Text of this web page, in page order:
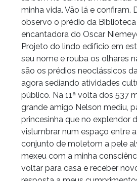
minha vida. Vão lá e confiram.
observo o prédio da
encantadora do Oscar
Projeto do lindo edifício em
seu nome e rouba os olhares
são os prédios neoclássicos
agora sediando atividades
público. Na 11ª volta dos 537
grande amigo Nelson mediu,
princesinha que no explendor
vislumbrar num espaço entre
conjunto de moletom a pele
mexeu com a minha
voltar para casa e receber